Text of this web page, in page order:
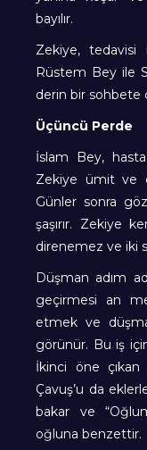
bayılır.
Zekiye, tedavisi
Rüstem Bey ile
derin bir sohbete
Üçüncü Perde
İslam Bey, hasta
Zekiye ümit ve
Günler sonra
şaşırır. Zekiye
direnemez ve iki
Düşman adım
geçirmesi an
etmek ve
görünür. Bu iş
İkinci öne çıkan
Çavuş’u da
bakar ve
oğluna benzettir.